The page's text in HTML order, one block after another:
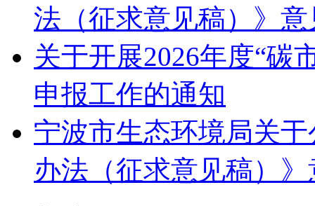
法（征求意见稿）》
关于开展2026年度“碳
申报工作的通知
宁波市生态环境局关
办法（征求意见稿）